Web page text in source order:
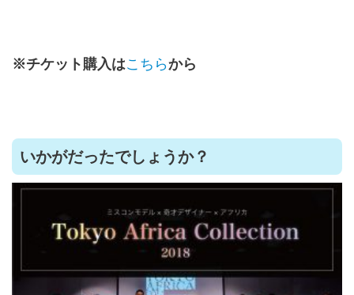
※チケット購入はこちらから
いかがだったでしょうか？